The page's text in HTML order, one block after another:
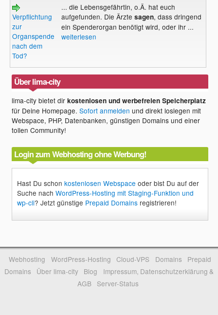
Verpflichtung
zur
Organspende
nach dem
Tod?
... die Lebensgefährtin, o.Ä. hat euch
aufgefunden. Die Ärzte sagen, dass dringend
ein Spenderorgan benötigt wird, oder ihr ...
weiterlesen
Über lima-city
lima-city bietet dirkostenlosen und werbefreien Speicherplatz
für Deine Homepage.Sofort anmelden und direkt loslegen mit
Webspace, PHP, Datenbanken, günstigen Domains und einer
tollen Community!
Login zum Webhosting ohne Werbung!
Hast Du schonkostenlosen Webspace oder bist Du auf der
Suche nachWordPress-Hosting mit Staging-Funktion und
wp-cli? Jetzt günstige Prepaid Domains registrieren!
Webhosting WordPress-Hosting Cloud-VPS Domains
Prepaid
Domains
Über lima-city Blog
Impressum, Datenschutzerklärung &
AGB
Server-Status